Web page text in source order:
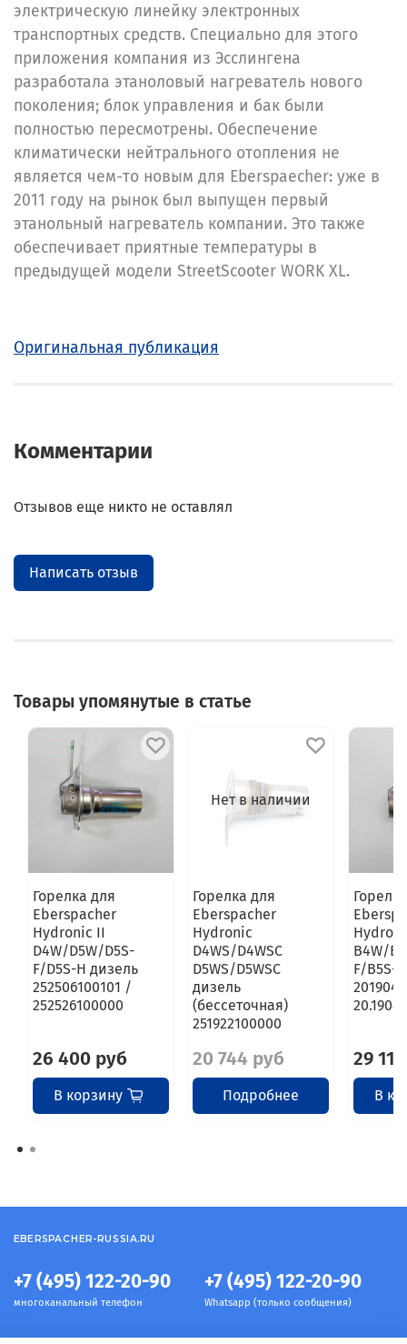
электрическую линейку электронных
транспортных средств. Специально для этого
приложения компания из Эсслингена
разработала этаноловый нагреватель нового
поколения; блок управления и бак были
полностью пересмотрены. Обеспечение
климатически нейтрального отопления не
является чем-то новым для Eberspaecher: уже в
2011 году на рынок был выпущен первый
этанольный нагреватель компании. Это также
обеспечивает приятные температуры в
предыдущей модели StreetScooter WORK XL.
Оригинальная публикация
Комментарии
Отзывов еще никто не оставлял
Написать отзыв
Товары упомянутые в статье
Горелка для
Eberspacher
Hydronic II
D4W/D5W/D5S-
F/D5S-H дизель
252506100101 /
252526100000
26 400 руб
В корзину
Нет в наличии
Горелка для
Eberspacher
Hydronic
D4WS/D4WSC
D5WS/D5WSC
дизель
(бессеточная)
251922100000
20 744 руб
Подробнее
B4W/
F/B5S-
29
В
+7 (495) 122-20-90
многоканальный телефон
+7 (495) 122-20-90
Whatsapp (только сообщения)
EBERSPACHER-RUSSIA.RU